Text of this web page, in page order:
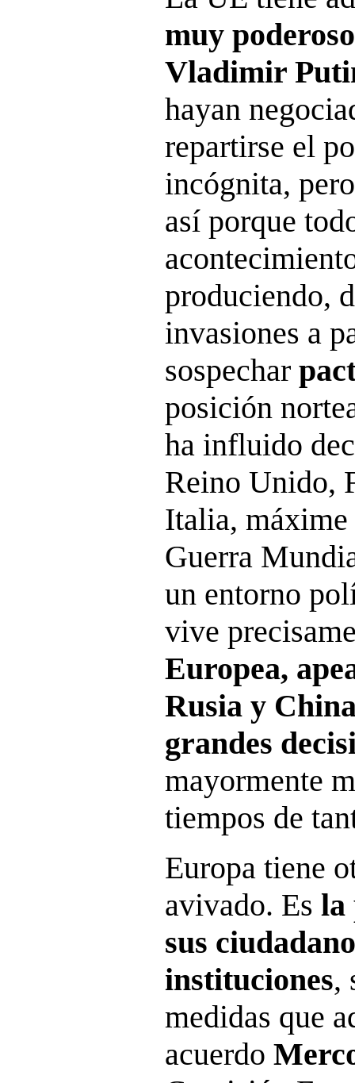
muy
Vladimir
hayan
repartirse el
incógnita,
así porque
produciendo,
invasiones a
sospechar
posición
ha influido
Reino Unido,
Italia, máxime
Guerra
un entorno
vive
Europea,
Rusia y
grandes
mayormente
tiempos de
Europa tiene
avivado. Es la
sus
instituciones,
medidas que
acuerdo